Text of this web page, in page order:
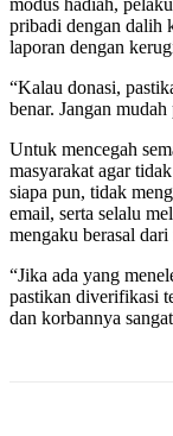
modus hadiah,
pribadi dengan dalih
laporan dengan
“Kalau donasi,
benar. Jangan
Untuk mencegah
masyarakat agar
siapa pun, tidak
email, serta selalu
mengaku berasal
“Jika ada yang
pastikan diverifikasi
dan korbannya